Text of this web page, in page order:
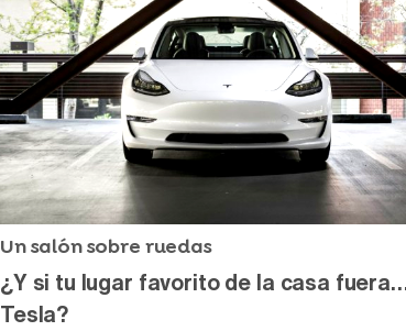
Un salón sobre ruedas
¿Y si tu lugar favorito de la casa
Tesla?